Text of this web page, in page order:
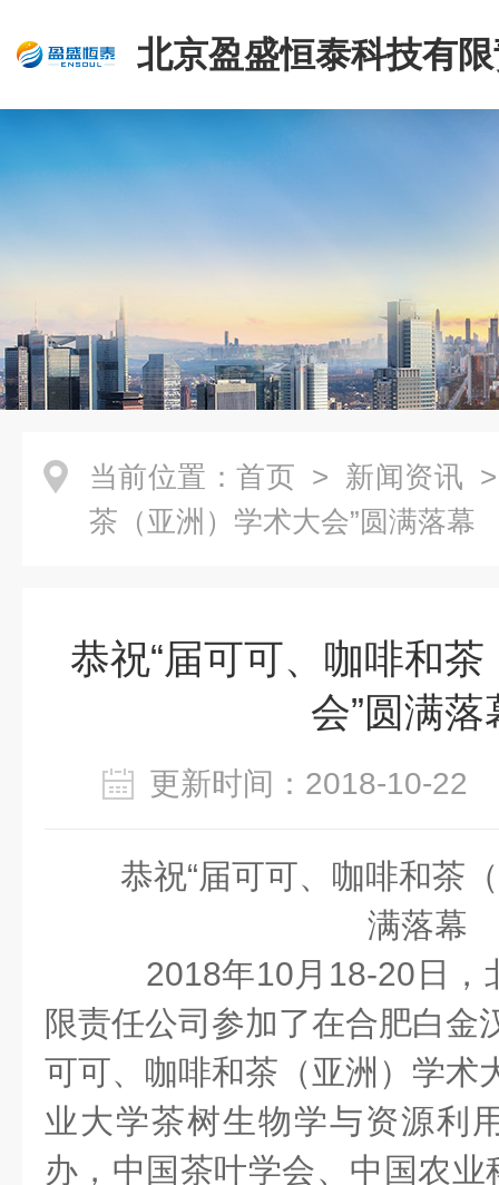
北京盈盛恒泰科技有
司
当前位置： 首页 > 新闻资讯
茶（亚洲）学术大会”圆满落幕
恭祝“届可可、咖啡和
会”圆满落
更新时间：2018-10-
恭祝“届可可、咖啡和茶
满落幕
2018年10月18-20日，
限责任公司参加了在合肥白金
可可、咖啡和茶（亚洲）学术
业大学茶树生物学与资源利
办，中国茶叶学会、中国农